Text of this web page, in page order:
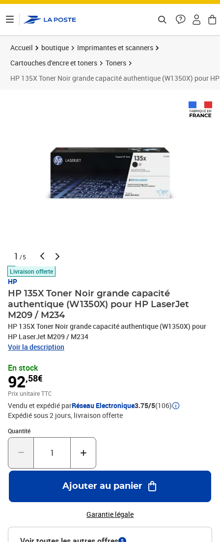
Accueil boutique
Imprimantes et scanners
Cartouches d'encre et toners
Toners
HP 135X Toner Noir grande capacité authentique (W1350X) pour
1 /5
Livraison offerte
HP
HP 135X Toner Noir grande capacité
authentique (W1350X) pour HP LaserJet
M209 / M234
HP 135X Toner Noir grande capacité authentique (W1350X) pour
HP LaserJet M209 / M234
Voir la description
En stock
92,58€
Prix unitaire TTC
Vendu et expédié parRéseau Electronique3.75/5(106)
Expédié sous 2 jours livraison offerte
Quantité
Quantité : 1
Ajouter au panier
Garantie légale
5